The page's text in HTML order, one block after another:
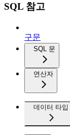
SQL 참고
구문
SQL 문
연산자
데이터 타입